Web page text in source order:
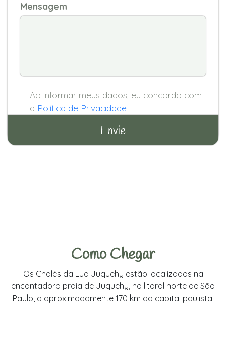
Mensagem
Ao informar meus dados, eu concordo com
a Política de Privacidade
Como Chegar
Os Chalés da Lua Juquehy estão localizados na
encantadora praia de Juquehy, no litoral norte de São
Paulo, a aproximadamente 170 km da capital paulista.